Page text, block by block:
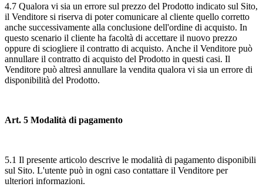
4.7 Qualora vi sia un errore sul prezzo del Prodotto indicato sul Sito,
il Venditore si riserva di poter comunicare al cliente quello corretto
anche successivamente alla conclusione dell'ordine di acquisto. In
questo scenario il cliente ha facoltà di accettare il nuovo prezzo
oppure di sciogliere il contratto di acquisto. Anche il Venditore può
annullare il contratto di acquisto del Prodotto in questi casi. Il
Venditore può altresì annullare la vendita qualora vi sia un errore di
disponibilità del Prodotto.
Art. 5 Modalità di pagamento
5.1 Il presente articolo descrive le modalità di pagamento disponibili
sul Sito. L'utente può in ogni caso contattare il Venditore per
ulteriori informazioni.